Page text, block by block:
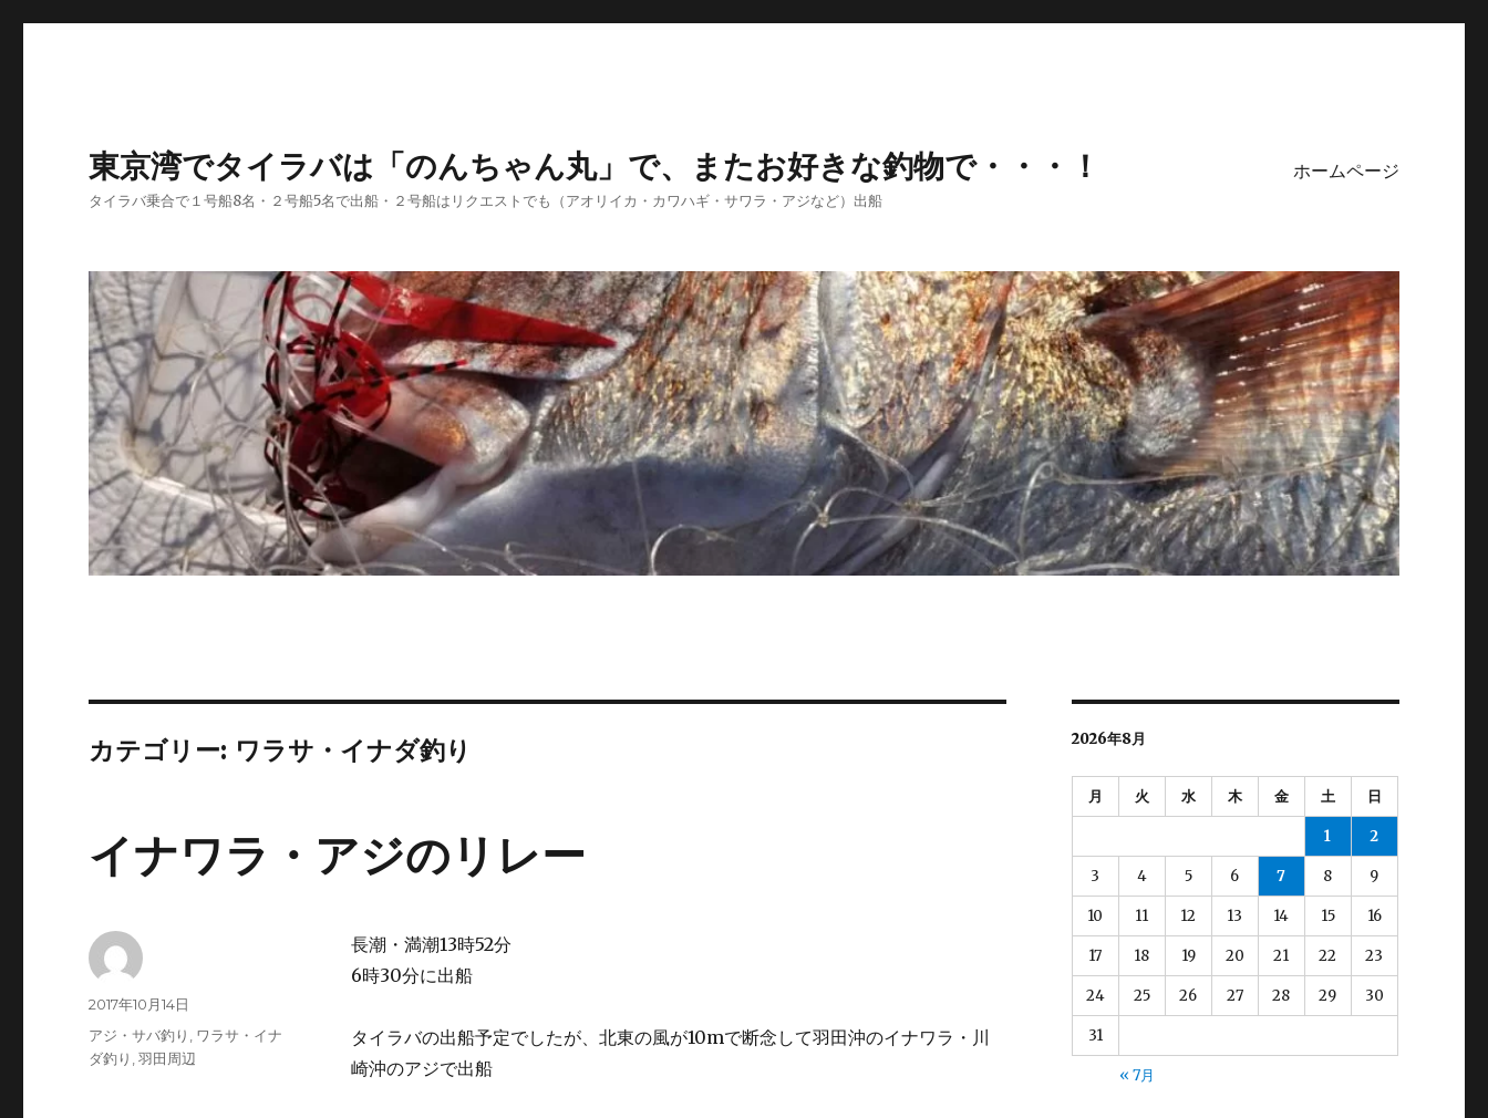
東京湾でタイラバは「のんちゃん丸」で、またお好きな釣物で・・・！
タイラバ乗合で１号船8名・２号船5名で出船・２号船はリクエストでも（アオリイカ・カワハギ・サワラ・アジなど）出船
ホームページ
カテゴリー: ワラサ・イナダ釣り
イナワラ・アジのリレー
長潮・満潮13時52分
6時30分に出船
タイラバの出船予定でしたが、北東の風が10mで断念して羽田沖のイナワラ・川
崎沖のアジで出船
投
者
投
日:
2017年10月14日
カ
テ
アジ・サバ釣り
ワラサ・イナ
ダ釣り ,羽田周辺
2026年8月
月 火 水 木 金 土 日
1 2
3 4 5 6 7 8 9
10 11 12 13 14 15 16
17 18 19 20 21 22 23
24 25 26 27 28 29 30
31
« 7月